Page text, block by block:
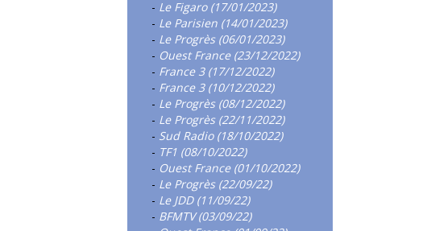
- Le Figaro (17/01/2023)
- Le Parisien (14/01/2023)
- Le Progrès (06/01/2023)
- Ouest France (23/12/2022)
- France 3 (17/12/2022)
- France 3 (10/12/2022)
- Le Progrès (08/12/2022)
- Le Progrès (22/11/2022)
- Sud Radio (18/10/2022)
- TF1 (08/10/2022)
- Ouest France (01/10/2022)
- Le Progrès (22/09/22)
- Le JDD (11/09/22)
- BFMTV (03/09/22)